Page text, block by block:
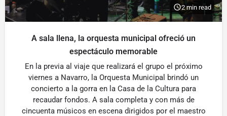
2 min read
A sala llena, la orquesta municipal ofreció un
espectáculo memorable
En la previa al viaje que realizará el grupo el próximo
viernes a Navarro, la Orquesta Municipal brindó un
concierto a la gorra en la Casa de la Cultura para
recaudar fondos. A sala completa y con más de
cincuenta músicos en escena dirigidos por el maestro